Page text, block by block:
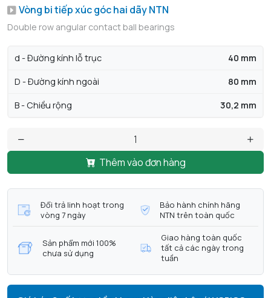
Vòng bi tiếp xúc góc hai dãy NTN
Double row angular contact ball bearings
d - Đường kính lỗ trục 40 mm
D - Đường kính ngoài 80 mm
B - Chiều rộng 30,2 mm
Thêm vào đơn hàng
Đổi trả linh hoạt trong
vòng 7 ngày
Bảo hành chính hãng
NTN trên toàn quốc
Sản phẩm mới 100%
chưa sử dụng
Giao hàng toàn quốc
tất cả các ngày trong
tuần